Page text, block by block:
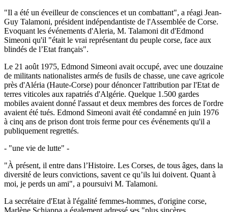
"Il a été un éveilleur de consciences et un combattant", a réagi Jean-
Guy Talamoni, président indépendantiste de l'Assemblée de Corse.
Evoquant les événements d'Aleria, M. Talamoni dit d'Edmond
Simeoni qu'il "était le vrai représentant du peuple corse, face aux
blindés de l’Etat français".
Le 21 août 1975, Edmond Simeoni avait occupé, avec une douzaine
de militants nationalistes armés de fusils de chasse, une cave agricole
près d'Aléria (Haute-Corse) pour dénoncer l'attribution par l'Etat de
terres viticoles aux rapatriés d'Algérie. Quelque 1.500 gardes
mobiles avaient donné l'assaut et deux membres des forces de l'ordre
avaient été tués. Edmond Simeoni avait été condamné en juin 1976
à cinq ans de prison dont trois ferme pour ces événements qu'il a
publiquement regrettés.
- "une vie de lutte" -
"À présent, il entre dans l’Histoire. Les Corses, de tous âges, dans la
diversité de leurs convictions, savent ce qu’ils lui doivent. Quant à
moi, je perds un ami", a poursuivi M. Talamoni.
La secrétaire d'Etat à l'égalité femmes-hommes, d'origine corse,
Marlène Schiappa a également adressé ses "plus sincères